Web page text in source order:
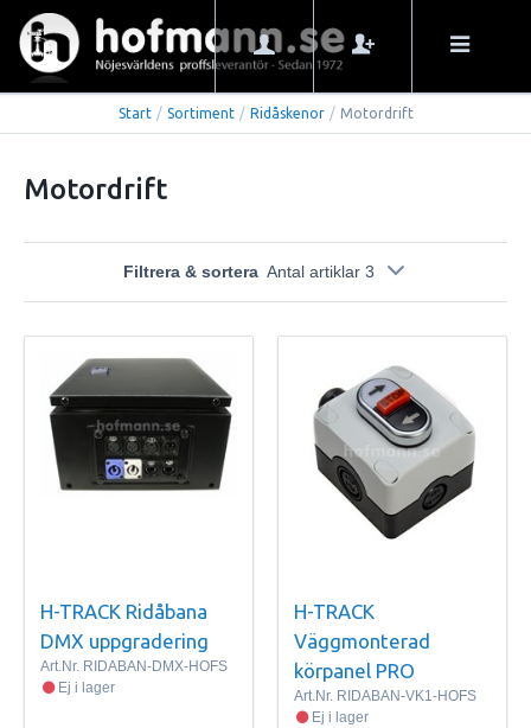
Start / Sortiment / Ridåskenor / Motordrift
Motordrift
Filtrera & sortera Antal artiklar 3
H-TRACK Ridåbana
DMX uppgradering
Art.Nr. RIDABAN-DMX-HOFS
Ej i lager
H-TRACK
Väggmonterad
körpanel PRO
Art.Nr. RIDABAN-VK1-HOFS
Ej i lager